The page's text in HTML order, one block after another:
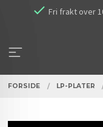
Fri frakt over
FORSIDE LP-PLATER